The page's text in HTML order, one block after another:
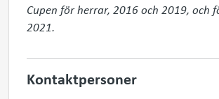
Cupen för herrar, 2016 och 2019, och
2021.
Kontaktpersoner